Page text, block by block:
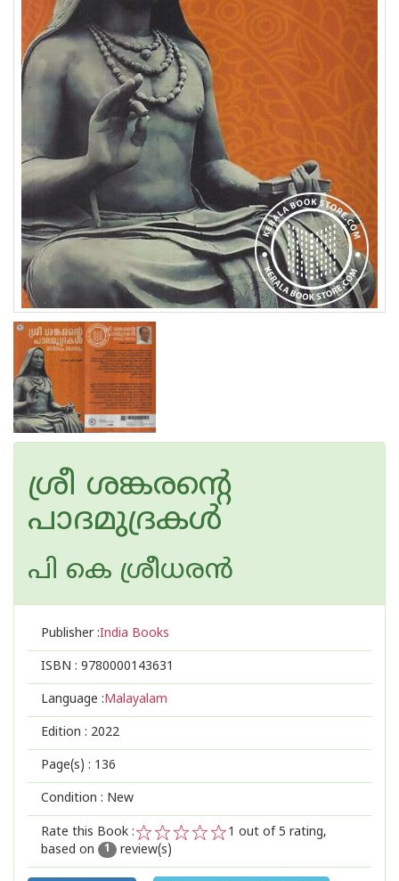
ശ്രീ ശങ്കരന്റെ
പാദമുദ്രകള്‍
പി കെ ശ്രീധരന്‍
Publisher :India Books
ISBN : 9780000143631
Language :Malayalam
Edition : 2022
Page(s) : 136
Condition : New
Rate this Book :
2
1
1 out of 5 rating,
based on
1 review(s)